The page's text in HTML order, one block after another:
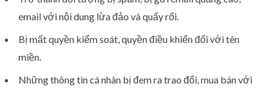
email với nội dung lừa đảo và quấy rối.
Bị mất quyền kiểm soát, quyền điều khiển đối với tên
miền.
Những thông tin cá nhân bị đem ra trao đổi, mua bán với